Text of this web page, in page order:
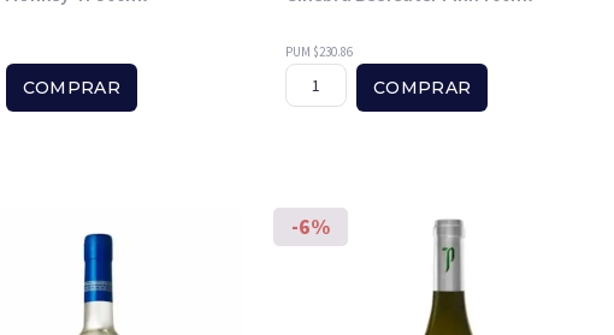
COMPRAR
PUM $230.86
COMPRAR
-6%